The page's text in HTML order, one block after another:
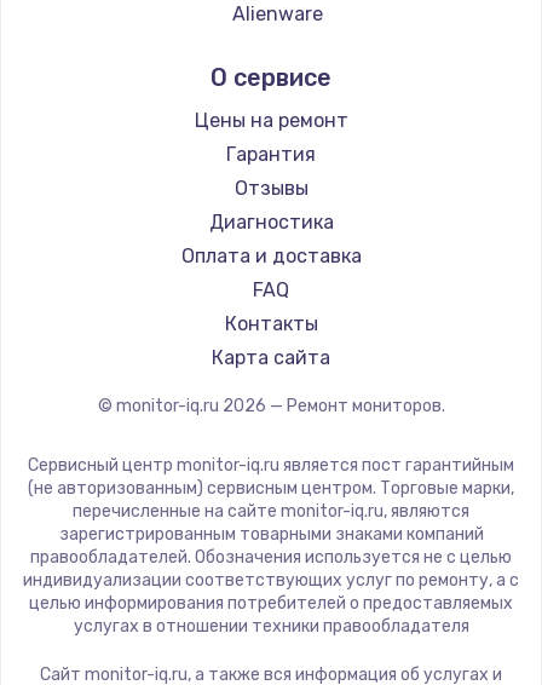
Alienware
Thunderobot
Hisense
АОС
Ardor
Machenike
iru
Titan Army
iFFALCON
Dahua
О сервисе
Цены на ремонт
Гарантия
Отзывы
Диагностика
Оплата и доставка
FAQ
Контакты
Карта сайта
© monitor-iq.ru 2026 — Ремонт мониторов.
Сервисный центр monitor-iq.ru является пост гарантийным
(не авторизованным) сервисным центром. Торговые марки,
перечисленные на сайте monitor-iq.ru, являются
зарегистрированным товарными знаками компаний
правообладателей. Обозначения используется не с целью
индивидуализации соответствующих услуг по ремонту, а с
целью информирования потребителей о предоставляемых
услугах в отношении техники правообладателя
Сайт monitor-iq.ru, а также вся информация об услугах и